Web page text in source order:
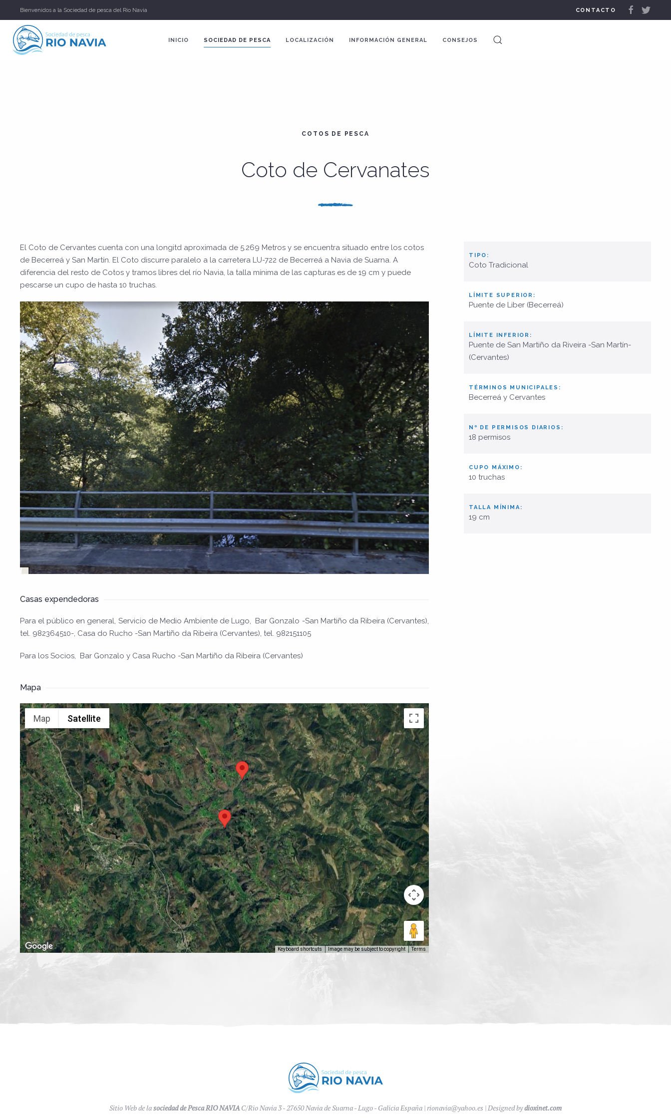
Bienvenidos a la Sociedad de pesca del Río Navia CONTACTO
INICIO SOCIEDAD DE PESCA LOCALIZACIÓN INFORMACIÓN GENERAL CONSEJOS
COTOS DE PESCA
Coto de Cervanates
El Coto de Cervantes cuenta con una longitd aproximada de 5.269 Metros y se encuentra situado entre los cotos
de Becerreá y San Martín. El Coto discurre paralelo a la carretera LU-722 de Becerreá a Navia de Suarna. A
diferencia del resto de Cotos y tramos libres del río Navia, la talla mínima de las capturas es de 19 cm y puede
pescarse un cupo de hasta 10 truchas.
Casas expendedoras
Para el público en general, Servicio de Medio Ambiente de Lugo, Bar Gonzalo -San Martiño da Ribeira (Cervantes),
tel. 982364510-, Casa do Rucho -San Martiño da Ribeira (Cervantes), tel. 982151105
Para los Socios, Bar Gonzalo y Casa Rucho -San Martiño da Ribeira (Cervantes)
Mapa
Map Satellite
Keyboard shortcuts Image may be subject to copyright Terms
TIPO:
Coto Tradicional
LÍMITE SUPERIOR:
Puente de Liber (Becerreá)
LÍMITE INFERIOR:
Puente de San Martiño da Riveira -San Martín-
(Cervantes)
TÉRMINOS MUNICIPALES:
Becerreá y Cervantes
Nº DE PERMISOS DIARIOS:
18 permisos
CUPO MÁXIMO:
10 truchas
TALLA MÍNIMA:
19 cm
Sitio Web de lasociedad de Pesca RIO NAVIA C/Rio Navia 3 - 27650 Navia de Suarna - Lugo - Galicia España | rionavia@yahoo.es | Designed bydioxinet.com